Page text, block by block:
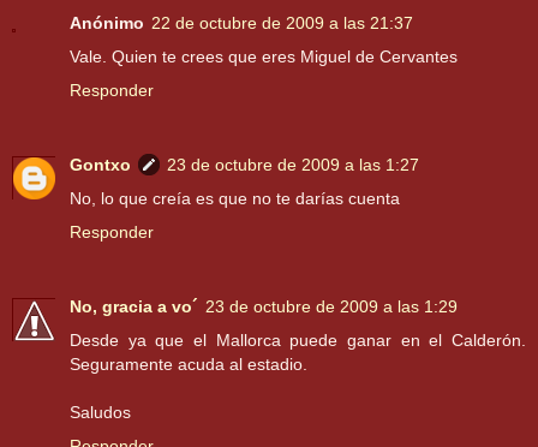
Anónimo 22 de octubre de 2009 a las 21:37
Vale. Quien te crees que eres Miguel de Cervantes
Responder
Gontxo
23 de octubre de 2009 a las 1:27
No, lo que creía es que no te darías cuenta
Responder
No, gracia a vo´ 23 de octubre de 2009 a las 1:29
Desde ya que el Mallorca puede ganar en el Calderón.
Seguramente acuda al estadio.
Saludos